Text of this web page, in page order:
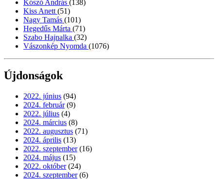
Kószó András (138)
Kiss Anett (51)
Nagy Tamás (101)
Hegedűs Márta (71)
Szabo Hajnalka (32)
Vászonkép Nyomda (1076)
Újdonságok
2022. június (94)
2024. február (9)
2022. július (4)
2024. március (8)
2022. augusztus (71)
2024. április (13)
2022. szeptember (16)
2024. május (15)
2022. október (24)
2024. szeptember (6)